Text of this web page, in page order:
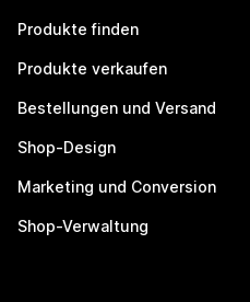
Produkte finden
Produkte verkaufen
Bestellungen und Versand
Shop-Design
Marketing und Conversion
Shop-Verwaltung